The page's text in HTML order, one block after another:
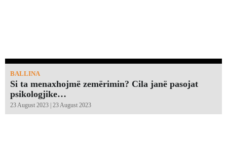
BALLINA
Si ta menaxhojmë zemërimin? Cila janë pasojat
psikologjike…
23 August 2023 | 23 August 2023